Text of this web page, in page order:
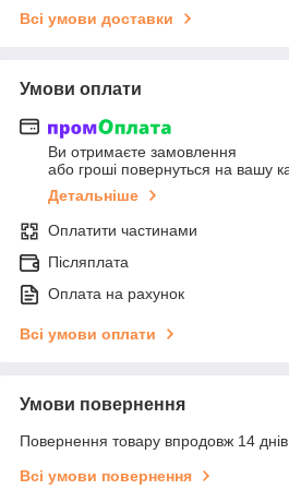
Всі умови доставки
Умови оплати
Ви отримаєте замовлення
або гроші повернуться на вашу
Детальніше
Оплатити частинами
Післяплата
Оплата на рахунок
Всі умови оплати
Умови повернення
Повернення товару впродовж 14
Всі умови повернення